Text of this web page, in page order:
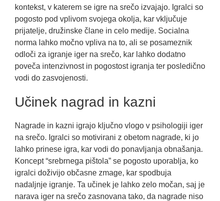
kontekst, v katerem se igre na srečo izvajajo. Igralci so
pogosto pod vplivom svojega okolja, kar vključuje
prijatelje, družinske člane in celo medije. Socialna
norma lahko močno vpliva na to, ali se posameznik
odloči za igranje iger na srečo, kar lahko dodatno
poveča intenzivnost in pogostost igranja ter posledično
vodi do zasvojenosti.
Učinek nagrad in kazni
Nagrade in kazni igrajo ključno vlogo v psihologiji iger
na srečo. Igralci so motivirani z obetom nagrade, ki jo
lahko prinese igra, kar vodi do ponavljanja obnašanja.
Koncept “srebrnega pištola” se pogosto uporablja, ko
igralci doživijo občasne zmage, kar spodbuja
nadaljnje igranje. Ta učinek je lahko zelo močan, saj je
narava iger na srečo zasnovana tako, da nagrade niso